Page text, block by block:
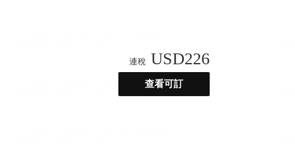
連稅 USD226
查看可訂